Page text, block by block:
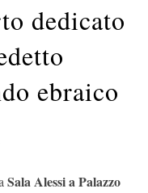
dedicato
ebraico
Sala Alessi a Palazzo